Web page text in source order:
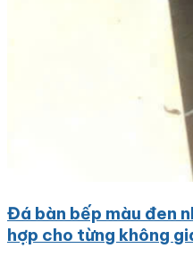
Đá bàn bếp màu đen
hợp cho từng không